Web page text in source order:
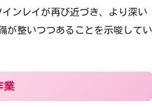
ンレイが再び近づき、より深い
が整いつつあることを示唆してい
業